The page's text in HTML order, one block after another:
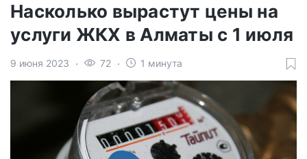
Насколько вырастут цены на
услуги ЖКХ в Алматы с 1 июля
9 июня 2023 72 1 минута